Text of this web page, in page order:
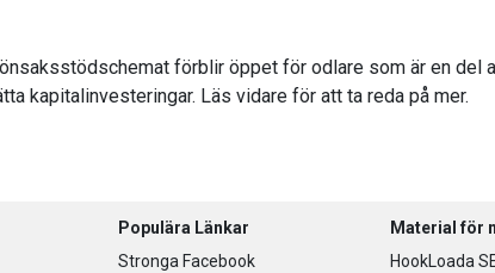
förblir öppet för odlare som är en del
kapitalinvesteringar. Läs vidare för att ta reda på mer.
Populära Länkar
Stronga Facebook
Material för
HookLoada